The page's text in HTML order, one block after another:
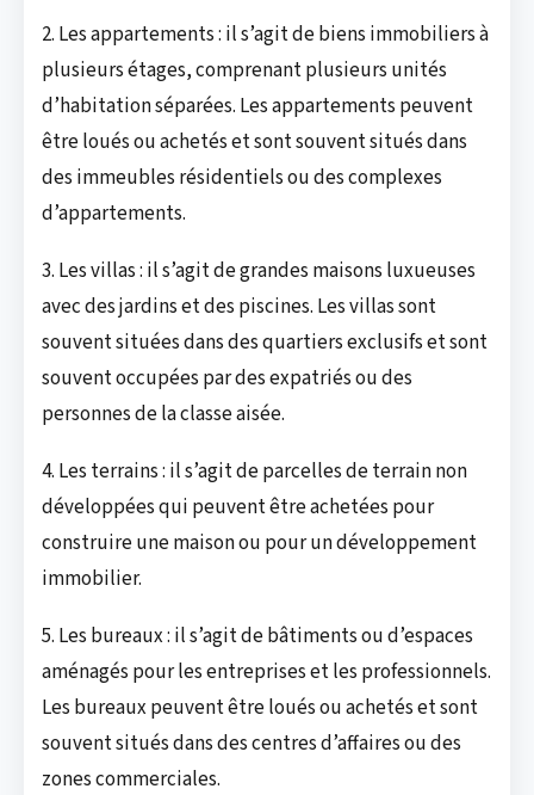
2. Les appartements : il s’agit de biens immobiliers à
plusieurs étages, comprenant plusieurs unités
d’habitation séparées. Les appartements peuvent
être loués ou achetés et sont souvent situés dans
des immeubles résidentiels ou des complexes
d’appartements.
3. Les villas : il s’agit de grandes maisons luxueuses
avec des jardins et des piscines. Les villas sont
souvent situées dans des quartiers exclusifs et sont
souvent occupées par des expatriés ou des
personnes de la classe aisée.
4. Les terrains : il s’agit de parcelles de terrain non
développées qui peuvent être achetées pour
construire une maison ou pour un développement
immobilier.
5. Les bureaux : il s’agit de bâtiments ou d’espaces
aménagés pour les entreprises et les professionnels.
Les bureaux peuvent être loués ou achetés et sont
souvent situés dans des centres d’affaires ou des
zones commerciales.